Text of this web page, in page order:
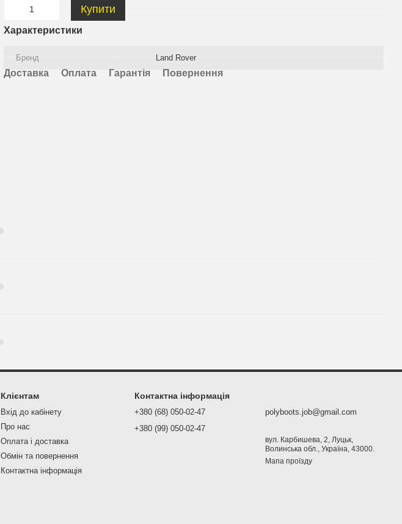
Купити
Характеристики
Бренд Land Rover
Доставка Оплата Гарантія Повернення
Клієнтам
Вхід до кабінету
Про нас
Оплата і доставка
Обмін та повернення
Контактна інформація
Контактна інформація
+380 (68) 050-02-47
+380 (99) 050-02-47
polyboots.job@gmail.com
вул. Карбишева, 2, Луцьк,
Волинська обл., Україна, 43000.
Мапа проїзду